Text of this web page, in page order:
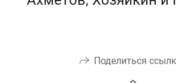
Поделиться